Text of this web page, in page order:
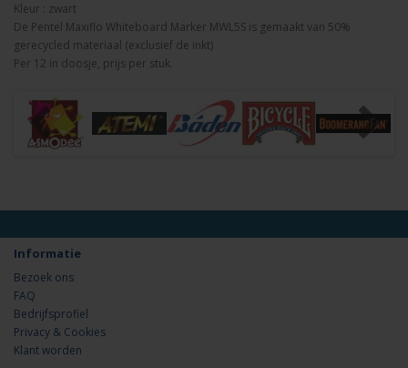
Kleur : zwart
De Pentel Maxiflo Whiteboard Marker MWL5S is gemaakt van 50%
gerecycled materiaal (exclusief de inkt)
Per 12 in doosje, prijs per stuk.
Informatie
Bezoek ons
FAQ
Bedrijfsprofiel
Privacy & Cookies
Klant worden